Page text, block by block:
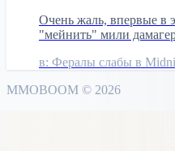
Очень жаль, впервые в
"мейнить" мили
в: Фералы слабы в
MMOBOOM © 2026